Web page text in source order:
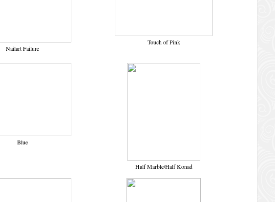
Nailart Failure
Touch of Pink
Blue
Half Marble/Half Konad